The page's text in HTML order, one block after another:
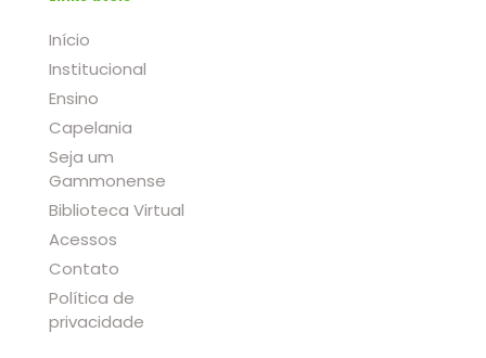
Início
Institucional
Ensino
Capelania
Seja um
Gammonense
Biblioteca Virtual
Acessos
Contato
Política de
privacidade